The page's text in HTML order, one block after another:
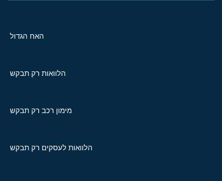
האח הגדול
הלוואות רק תבקש
מימון רכב רק תבקש
הלוואות לעסקים רק תבקש